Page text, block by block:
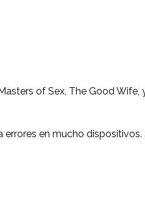
of Sex, The Good Wife,
en mucho